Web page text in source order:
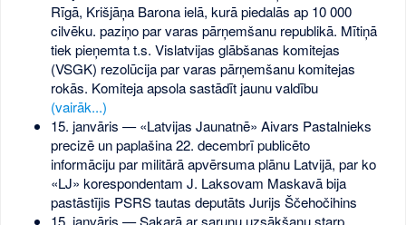
Rīgā, Krišjāņa Barona ielā, kurā piedalās ap 10 000
cilvēku. paziņo par varas pārņemšanu republikā. Mītiņā
tiek pieņemta t.s. Vislatvijas glābšanas komitejas
(VSGK) rezolūcija par varas pārņemšanu komitejas
rokās. Komiteja apsola sastādīt jaunu valdību
(vairāk...)
15. janvāris — «Latvijas Jaunatnē» Aivars Pastalnieks
precizē un paplašina 22. decembrī publicēto
informāciju par militārā apvērsuma plānu Latvijā, par ko
«LJ» korespondentam J. Laksovam Maskavā bija
pastāstījis PSRS tautas deputāts Jurijs Ščehočihins
15. janvāris — Sakarā ar sarunu uzsākšanu starp